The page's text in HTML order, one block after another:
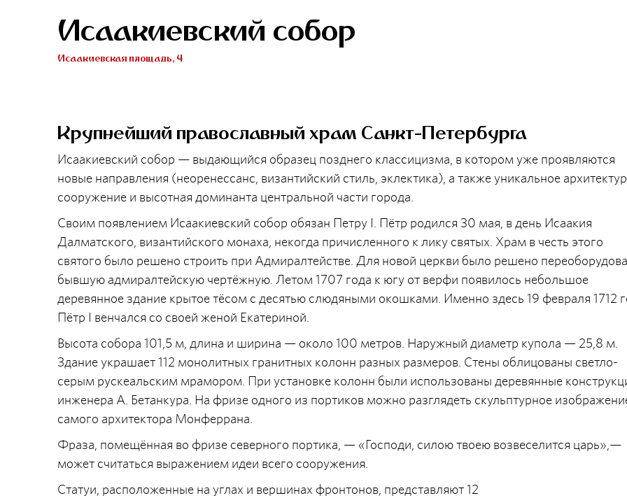
Исаакиевский собор
Исаакиевская площадь, 4
Крупнейший православный храм Санкт-Петербурга
Исаакиевский собор — выдающийся образец позднего классицизма, в котором уже проявляются
новые направления (неоренессанс, византийский стиль, эклектика), а также уникальное
сооружение и высотная доминанта центральной части города.
Своим появлением Исаакиевский собор обязан Петру I. Пётр родился 30 мая, в день Исаакия
Далматского, византийского монаха, некогда причисленного к лику святых. Храм в честь этого
святого было решено строить при Адмиралтействе. Для новой церкви было решено
бывшую адмиралтейскую чертёжную. Летом 1707 года к югу от верфи появилось небольшое
деревянное здание крытое тёсом с десятью слюдяными окошками. Именно здесь 19 февраля 1712
Пётр I венчался со своей женой Екатериной.
Высота собора 101,5 м, длина и ширина — около 100 метров. Наружный диаметр купола — 25,8 м.
Здание украшает 112 монолитных гранитных колонн разных размеров. Стены облицованы светло-
серым рускеальским мрамором. При установке колонн были использованы деревянные
инженера А. Бетанкура. На фризе одного из портиков можно разглядеть скульптурное
самого архитектора Монферрана.
Фраза, помещённая во фризе северного портика, — «Господи, силою твоею возвеселится царь»,—
может считаться выражением идеи всего сооружения.
Статуи, расположенные на углах и вершинах фронтонов, представляют 12